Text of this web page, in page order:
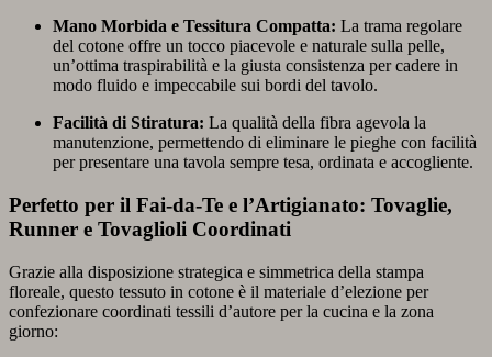
Mano Morbida e Tessitura Compatta: La trama regolare
del cotone offre un tocco piacevole e naturale sulla pelle,
un’ottima traspirabilità e la giusta consistenza per cadere in
modo fluido e impeccabile sui bordi del tavolo.
Facilità di Stiratura: La qualità della fibra agevola la
manutenzione, permettendo di eliminare le pieghe con facilità
per presentare una tavola sempre tesa, ordinata e accogliente.
Perfetto per il Fai-da-Te e l’Artigianato: Tovaglie,
Runner e Tovaglioli Coordinati
Grazie alla disposizione strategica e simmetrica della stampa
floreale, questo tessuto in cotone è il materiale d’elezione per
confezionare coordinati tessili d’autore per la cucina e la zona
giorno: